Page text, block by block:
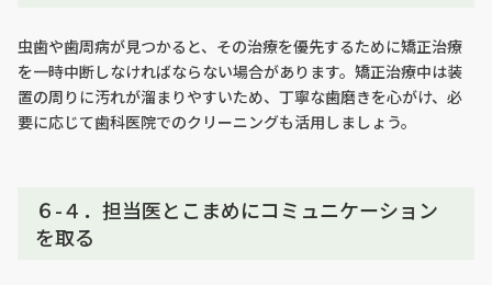
虫歯や歯周病が見つかると、その治療を優先するために矯正治療
を一時中断しなければならない場合があります。矯正治療中は装
置の周りに汚れが溜まりやすいため、丁寧な歯磨きを心がけ、必
要に応じて歯科医院でのクリーニングも活用しましょう。
６-４．担当医とこまめにコミュニケーション
を取る